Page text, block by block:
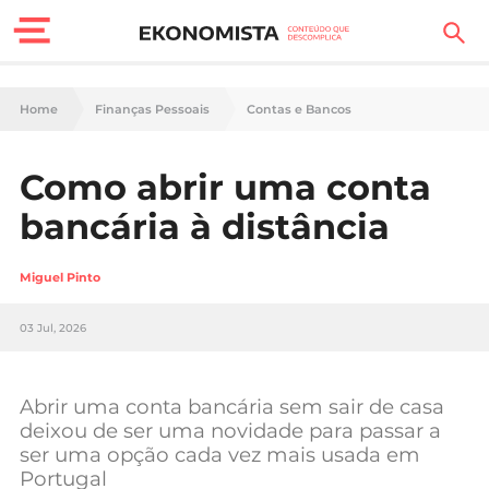
Finanças Pessoais
Carreira
Tecnologia
Negócios
Home Finanças Pessoais Contas e Bancos
Como abrir uma conta
bancária à distância
Miguel Pinto
03 Jul, 2026
Abrir uma conta bancária sem sair de casa
deixou de ser uma novidade para passar a
ser uma opção cada vez mais usada em
Portugal